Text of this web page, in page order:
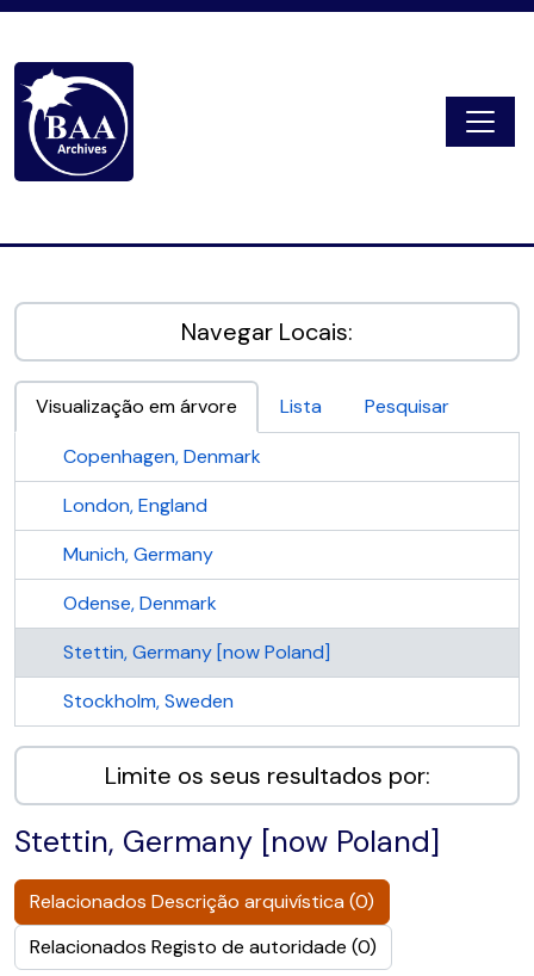
Navegar Locais:
Visualização em árvore Lista
Pesquisar
Copenhagen, Denmark
London, England
Munich, Germany
Odense, Denmark
Stettin, Germany [now Poland]
Stockholm, Sweden
Limite os seus resultados por:
Stettin, Germany [now Poland]
Relacionados Descrição arquivística (0)
Relacionados Registo de autoridade (0)